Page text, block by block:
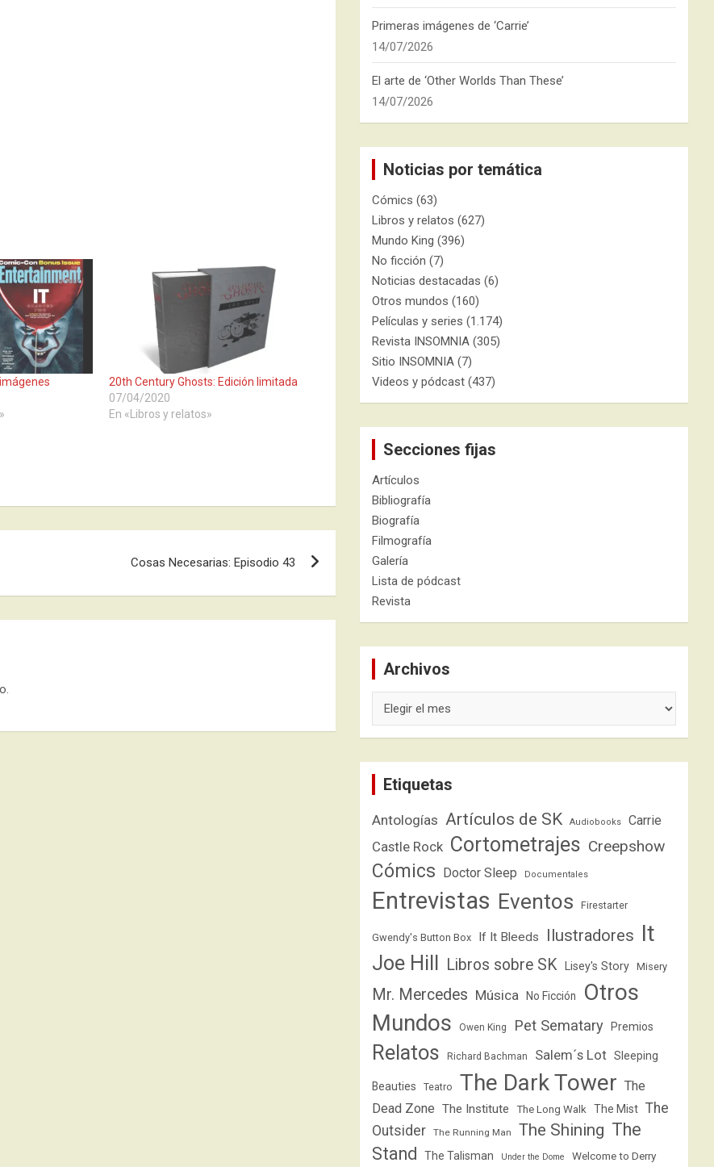
20th Century Ghosts: Edición limitada
07/04/2020
En «Libros y relatos»
Cosas Necesarias: Episodio 43
Primeras imágenes de ‘Carrie’
14/07/2026
El arte de ‘Other Worlds Than These’
14/07/2026
Noticias por temática
Cómics (63)
Libros y relatos (627)
Mundo King (396)
No ficción (7)
Noticias destacadas (6)
Otros mundos (160)
Películas y series (1.174)
Revista INSOMNIA (305)
Sitio INSOMNIA (7)
Videos y pódcast (437)
Secciones fijas
Artículos
Bibliografía
Biografía
Filmografía
Galería
Lista de pódcast
Revista
Archivos
Etiquetas
Antologías Artículos de SK Audiobooks Carrie
Castle Rock Cortometrajes Creepshow
Cómics Doctor Sleep Documentales
Entrevistas Eventos Firestarter
Gwendy's Button Box If It Bleeds Ilustradores It
Joe Hill Libros sobre SK Lisey's Story Misery
Mr. Mercedes Música No Ficción
Otros
Mundos
Owen King Pet Sematary Premios
Relatos Richard Bachman Salem´s Lot Sleeping
Beauties Teatro The Dark Tower The
Dead Zone The Institute The Long Walk The Mist The
Outsider
The Running Man The Shining The
Stand
The Talisman Under the Dome Welcome to Derry